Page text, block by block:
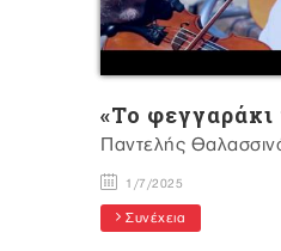
«Το φεγγαράκι
Παντελής
1/7/2025
Συνέχεια